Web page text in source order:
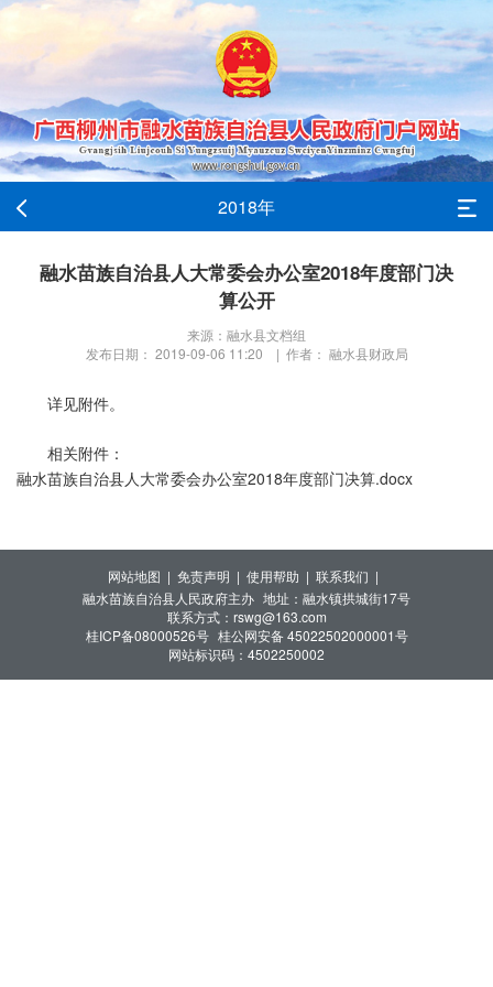
2018年
融水苗族自治县人大常委会办公室2018年度部门决
算公开
来源：融水县文档组
发布日期： 2019-09-06 11:20 | 作者： 融水县财政局
详见附件。
相关附件：
融水苗族自治县人大常委会办公室2018年度部门决算.docx
网站地图 | 免责声明 | 使用帮助 | 联系我们 |
融水苗族自治县人民政府主办 地址：融水镇拱城街17号
联系方式：rswg@163.com
桂ICP备08000526号 桂公网安备 45022502000001号
网站标识码：4502250002